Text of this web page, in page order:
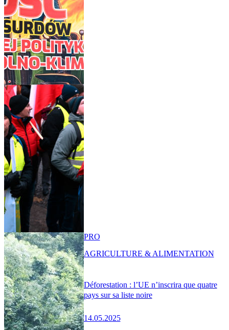
Déforestation : l’UE n’inscrira que quatre
pays sur sa liste noire
14.05.2025
PRO
AGRICULTURE & ALIMENTATION